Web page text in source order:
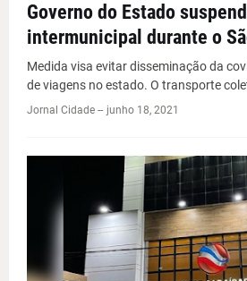
Governo do Estado
intermunicipal durante o
Medida visa evitar disseminação da
de viagens no estado. O transporte
Jornal Cidade -- junho 18, 2021